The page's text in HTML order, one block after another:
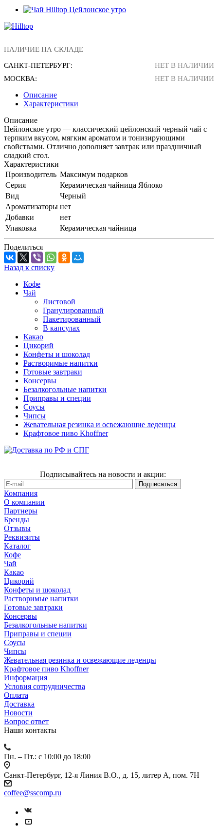
НАЛИЧИЕ НА СКЛАДЕ
САНКТ-ПЕТЕРБУРГ:
НЕТ В НАЛИЧИИ
МОСКВА:
НЕТ В НАЛИЧИИ
Описание
Характеристики
Описание
Цейлонское утро — классический цейлонский черный чай с
терпким вкусом, мягким ароматом и тонизирующими
свойствами. Отлично дополняет завтрак или праздничный
сладкий стол.
Характеристики
Производитель Максимум подарков
Серия
Керамическая чайница Яблоко
Вид
Черный
Ароматизаторы нет
Добавки
нет
Упаковка
Керамическая чайница
Поделиться
Назад к списку
Кофе
Чай
Листовой
Гранулированный
Пакетированный
В капсулах
Какао
Цикорий
Конфеты и шоколад
Растворимые напитки
Готовые завтраки
Консервы
Безалкогольные напитки
Приправы и специи
Соусы
Чипсы
Жевательная резинка и освежающие леденцы
Крафтовое пиво Khoffner
Подписывайтесь на новости и акции:
Компания
О компании
Партнеры
Бренды
Отзывы
Реквизиты
Каталог
Кофе
Чай
Какао
Цикорий
Конфеты и шоколад
Растворимые напитки
Готовые завтраки
Консервы
Безалкогольные напитки
Приправы и специи
Соусы
Чипсы
Жевательная резинка и освежающие леденцы
Крафтовое пиво Khoffner
Информация
Условия сотрудничества
Оплата
Доставка
Новости
Вопрос ответ
Наши контакты
Пн. – Пт.: с 10:00 до 18:00
Санкт-Петербург, 12-я Линия В.О., д. 15, литер А, пом. 7Н
coffee@sscomp.ru